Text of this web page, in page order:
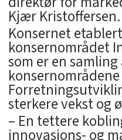
Kjær Kristoffersen.
Konsernet
konsernområdet
som er en
sterkere vekst og
– En tettere
innovasjons- og